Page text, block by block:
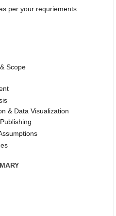
per your requriements
Scope
& Data Visualization